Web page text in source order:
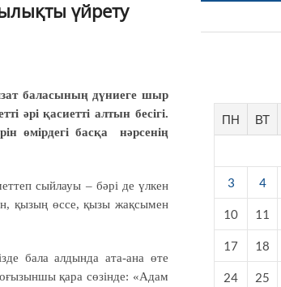
үйрету
баласының дүниеге шыр
әрі қасиетті алтын бесігі.
өмірдегі басқа нәрсенің
сыйлауы – бәрі де үлкен
қызың өссе, қызы жақсымен
бала алдында ата-ана өте
қара сөзінде: «Адам
ПН ВТ
3 4
10 11
17 18
24 25